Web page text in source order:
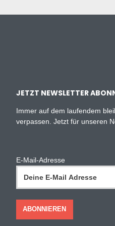
JETZT NEWSLETTER
Immer auf dem laufendem
verpassen. Jetzt für unseren
E-Mail-Adresse